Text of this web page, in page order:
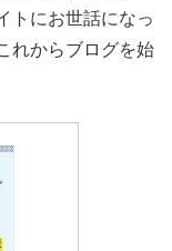
トにお世話になっ
れからブログを始